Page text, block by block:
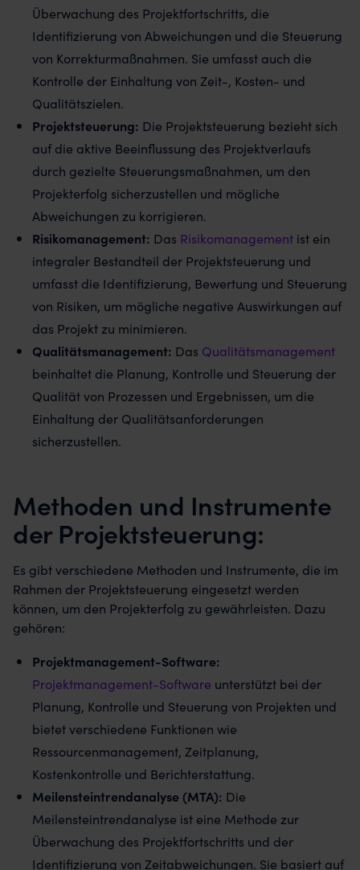
Überwachung des Projektfortschritts, die
Identifizierung von Abweichungen und die Steuerung
von Korrekturmaßnahmen. Sie umfasst auch die
Kontrolle der Einhaltung von Zeit-, Kosten- und
Qualitätszielen.
Projektsteuerung: Die Projektsteuerung bezieht sich
auf die aktive Beeinflussung des Projektverlaufs
durch gezielte Steuerungsmaßnahmen, um den
Projekterfolg sicherzustellen und mögliche
Abweichungen zu korrigieren.
Risikomanagement: Das Risikomanagement ist ein
integraler Bestandteil der Projektsteuerung und
umfasst die Identifizierung, Bewertung und Steuerung
von Risiken, um mögliche negative Auswirkungen auf
das Projekt zu minimieren.
Qualitätsmanagement: Das Qualitätsmanagement
beinhaltet die Planung, Kontrolle und Steuerung der
Qualität von Prozessen und Ergebnissen, um die
Einhaltung der Qualitätsanforderungen
sicherzustellen.
Methoden und Instrumente
der Projektsteuerung:
Es gibt verschiedene Methoden und Instrumente, die im
Rahmen der Projektsteuerung eingesetzt werden
können, um den Projekterfolg zu gewährleisten. Dazu
gehören:
Projektmanagement-Software:
Projektmanagement-Software unterstützt bei der
Planung, Kontrolle und Steuerung von Projekten und
bietet verschiedene Funktionen wie
Ressourcenmanagement, Zeitplanung,
Kostenkontrolle und Berichterstattung.
Meilensteintrendanalyse (MTA): Die
Meilensteintrendanalyse ist eine Methode zur
Überwachung des Projektfortschritts und der
Identifizierung von Zeitabweichungen. Sie basiert auf